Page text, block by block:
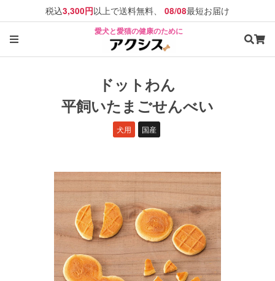
税込3,300円以上で送料無料、 08/08最短お届け
愛犬と愛猫の健康のために
ドットわん
平飼いたまごせんべい
犬用 国産